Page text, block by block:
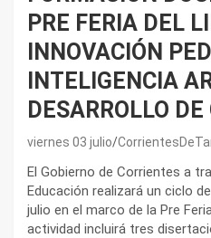
PRE FERIA DEL
INNOVACIÓN
INTELIGENCIA
DESARROLLO
viernes 03 julio
El Gobierno de Corrientes a
Educación realizará un ciclo
julio en el marco de la Pre
actividad incluirá tres